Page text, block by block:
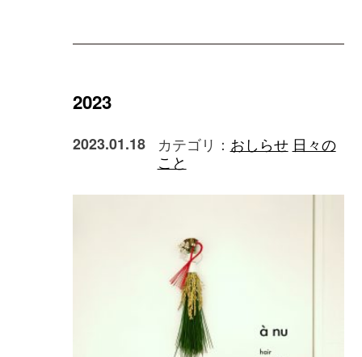
2023
2023.01.18 カテゴリ： おしらせ 日々の
こと